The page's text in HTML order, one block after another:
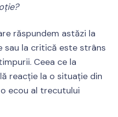
răspundem astăzi la
sau la critică este strâns
Ceea ce la
reacție la o situație din
ecou al trecutului